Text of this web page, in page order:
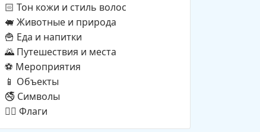
🏻 Тон кожи и стиль волос
🐖 Животные и природа
🍟 Еда и напитки
🌄 Путешествия и места
⚽ Мероприятия
📱 Объекты
🚭 Символы
🏳️‍🌈 Флаги